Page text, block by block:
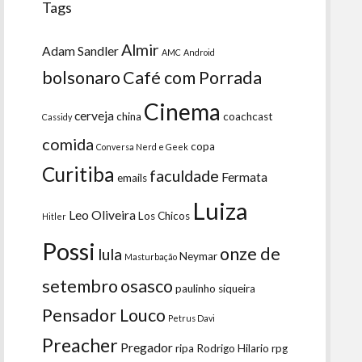
Tags
Adam Sandler Almir AMC Android
bolsonaroCafé com Porrada
Cassidy cervejachina Cinema coachcast
comida Conversa Nerd e Geek copa
Curitiba emails faculdade Fermata
Hitler Leo OliveiraLos Chicos Luiza
Possi lula Masturbação Neymar onze de
setembroosasco paulinho siqueira
Pensador Louco Petrus Davi
Preacher Pregadorripa Rodrigo Hilario rpg